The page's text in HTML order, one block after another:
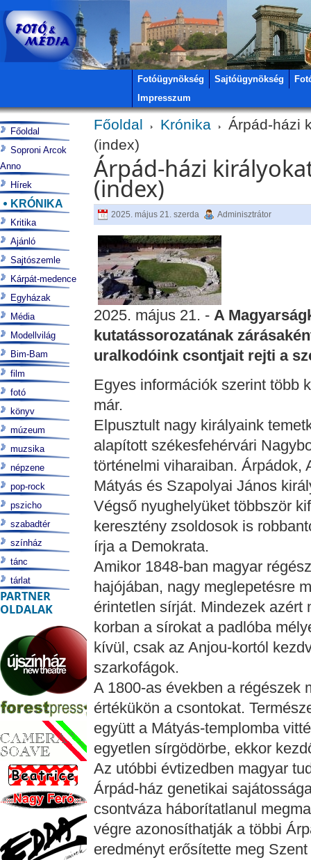
Fotóügynökség Sajtóügynökség
Impresszum
Főoldal Krónika
Árpád-házi
(index)
Árpád-házi
(index)
2025. május 21. szerda Adminisztrátor
2025. május 21. - A
kutatássorozatának
uralkodóink csontjait rejti a
Egyes információk szerint több
már.
Elpusztult nagy királyaink
alapított székesfehérvári
történelmi viharaiban. Árpádok,
Mátyás és Szapolyai János
Végső nyughelyüket többször
keresztény zsoldosok is
írja a Demokrata.
Amikor 1848-ban magyar
hajójában, nagy meglepetésre
érintetlen sírját. Mindezek azért
korban a sírokat a padlóba
kívül, csak az Anjou-kortól
szarkofágok.
A 1800-as években a régészek
értékükön a csontokat.
együtt a Mátyás-templomba
egyetlen sírgödörbe, ekkor
Az utóbbi évtizedben magyar
Árpád-ház genetikai
csontváza háborítatlanul
végre azonosíthatják a többi
eredményt erősítette meg
Főoldal
Soproni Arcok
Anno
Hírek
KRÓNIKA
Kritika
Ajánló
Sajtószemle
Kárpát-medence
Egyházak
Média
Modellvilág
Bim-Bam
film
fotó
könyv
múzeum
muzsika
népzene
pop-rock
pszicho
szabadtér
színház
tánc
tárlat
PARTNER
OLDALAK